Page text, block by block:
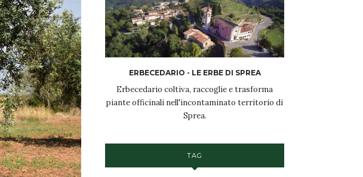
ERBECEDARIO - LE ERBE DI SPREA
Erbecedario coltiva, raccoglie e trasforma
piante officinali nell'incontaminato territorio di
Sprea.
TAG